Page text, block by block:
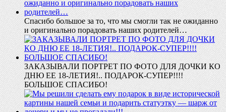
Спасибо большое за то, что мы смогли так не ожиданно
и оригинально порадовать наших родителей…
ЗАКАЗЫВАЛИ ПОРТРЕТ ПО ФОТО ДЛЯ ДОЧКИ КО
ДНЮ ЕЕ 18-ЛЕТИЯ!.. ПОДАРОК-СУПЕР!!!!
БОЛЬШОЕ СПАСИБО!